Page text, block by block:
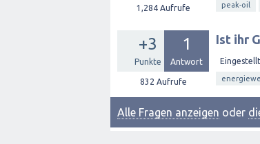
1,284Aufrufe peak-oil
+3
Punkte
1
Antwort
832 Aufrufe
Ist ihr
Eingestellt
Alle Fragen anzeigen oder